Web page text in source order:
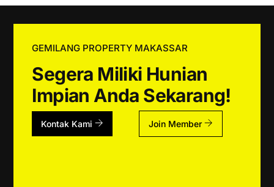
GEMILANG PROPERTY MAKASSAR
Segera Miliki Hunian
Impian Anda Sekarang!
Kontak Kami Join Member